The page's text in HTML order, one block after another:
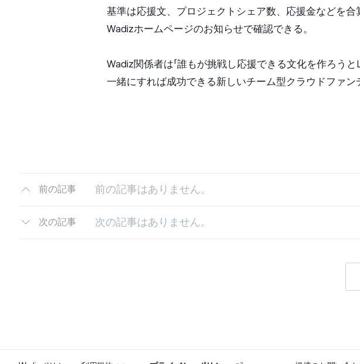
基準は応援文、プロジェクトシェア数、応援金などを
Wadizホームページのお知らせで確認できる。
Wadiz関係者は「誰もが挑戦し応援できる文化を作ろう
一緒にすれば成功できる新しいチーム型クラウドファン
前の記事 前の記事はありません。
次の記事 次の記事はありません。